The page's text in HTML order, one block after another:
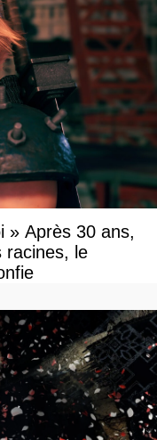
» Après 30 ans,
racines, le